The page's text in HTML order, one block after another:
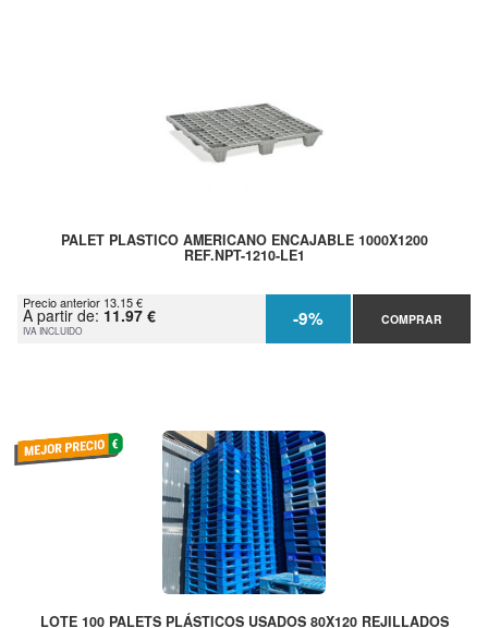
PALET PLASTICO AMERICANO ENCAJABLE 1000X1200
REF.NPT-1210-LE1
Precio anterior 13.15 €
A partir de: 11.97 €
IVA INCLUIDO -9% COMPRAR
LOTE 100 PALETS PLÁSTICOS USADOS 80X120 REJILLADOS